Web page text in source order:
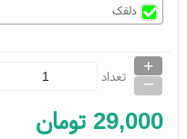
دلقک
تعداد
+
_
29,000 تومان